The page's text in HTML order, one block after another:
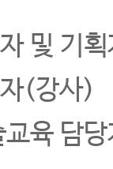
및 기
(강사)
육 담